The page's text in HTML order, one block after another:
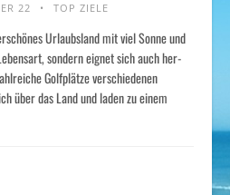
22 TOP ZIELE
Ur­laubsland mit viel Sonne und
sondern eignet sich auch her­
Golfplätze verschie­den­en
über das Land und laden zu einem